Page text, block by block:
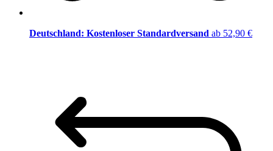
Deutschland: Kostenloser Standardversand ab 52,90 €